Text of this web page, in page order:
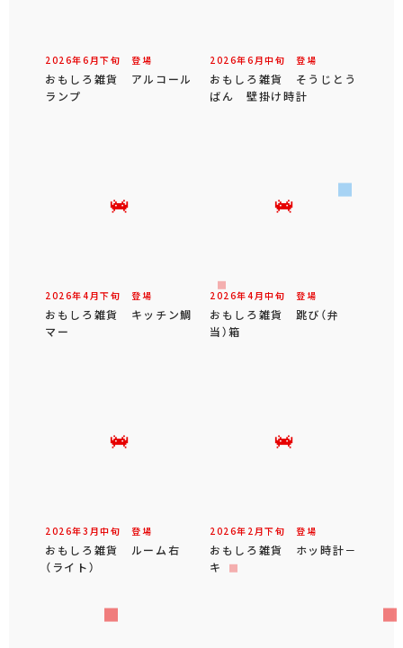
2026年6 月下旬 登場
おもしろ雑貨 アルコール
ランプ
2026年6 月中旬 登場
おもしろ雑貨 そうじとう
ばん 壁掛け時計
2026年4 月下旬 登場
おもしろ雑貨 キッチン鯛
マー
2026年4 月中旬 登場
おもしろ雑貨 跳び（弁
当）箱
2026年3 月中旬 登場
おもしろ雑貨 ルーム右
（ライト）
2026年 2 月下旬 登場
おもしろ雑貨 ホッ時計－
キ